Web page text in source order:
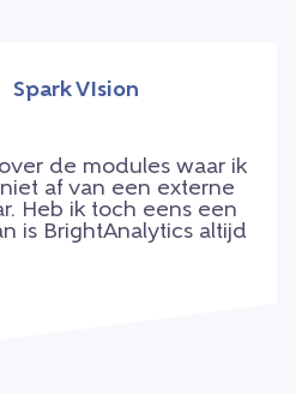
Spark VIsion
de modules waar ik
af van een externe
Heb ik toch eens een
is BrightAnalytics altijd